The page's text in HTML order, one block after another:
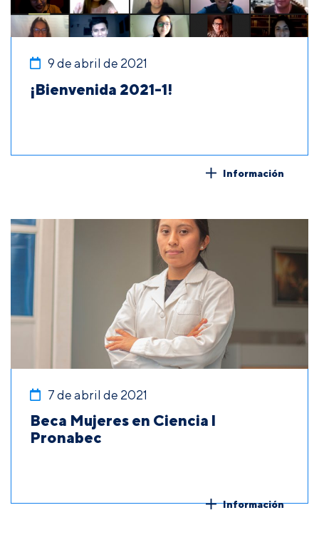
9 de abril de 2021
¡Bienvenida 2021-1!
Información
7 de abril de 2021
Beca Mujeres en Ciencia l
Pronabec
Información